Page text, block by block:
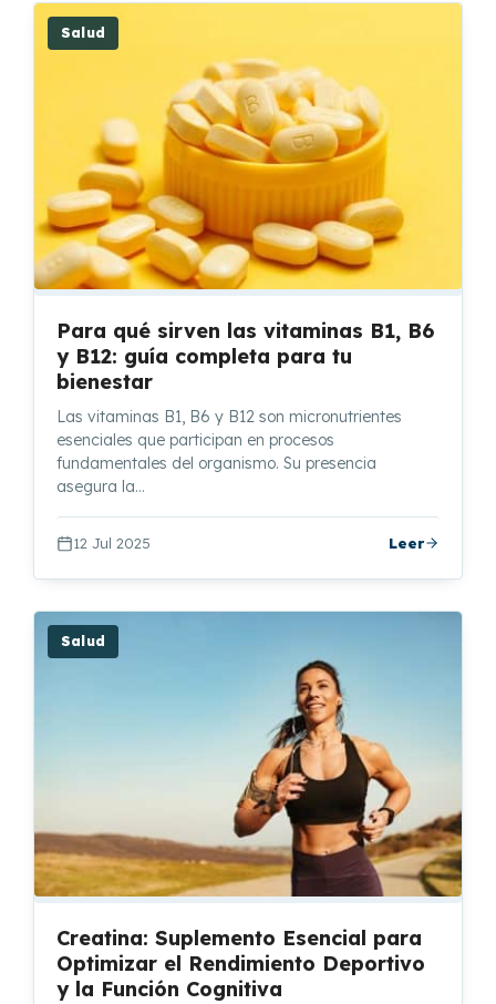
Salud
Para qué sirven las vitaminas B1, B6
y B12: guía completa para tu
bienestar
Las vitaminas B1, B6 y B12 son micronutrientes
esenciales que participan en procesos
fundamentales del organismo. Su presencia
asegura la…
12 Jul 2025 Leer
Salud
Creatina: Suplemento Esencial para
Optimizar el Rendimiento Deportivo
y la Función Cognitiva